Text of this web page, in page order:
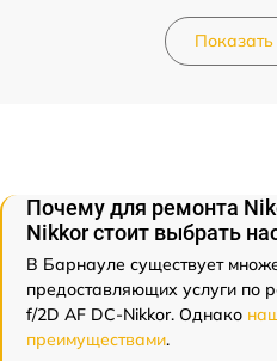
Почему для ремонта
Nikkor стоит выбрать
В Барнауле существует
предоставляющих услуги по
f/2D AF DC-Nikkor. Однако
преимуществами.